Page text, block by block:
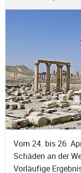
Vom 24. bis 26.
Schäden an der
Vorläufige